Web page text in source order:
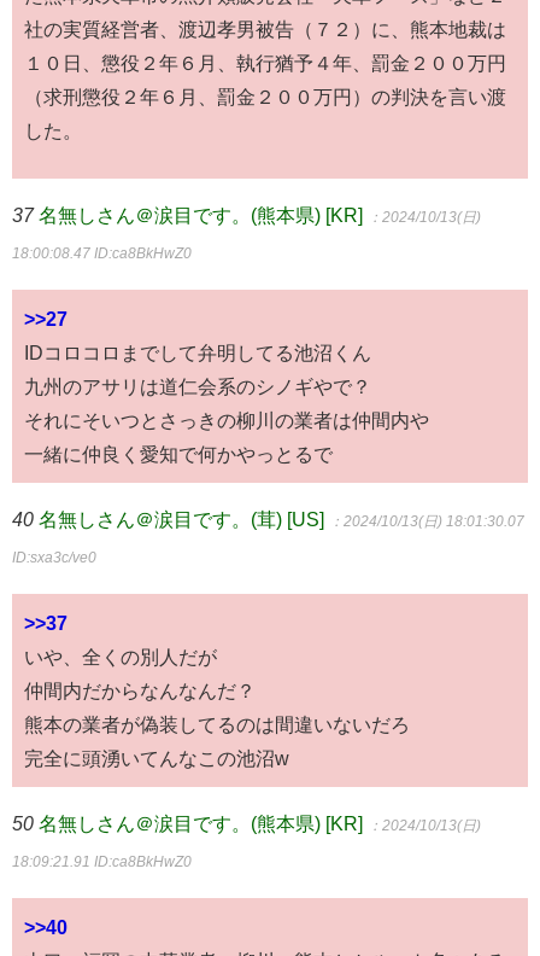
社の実質経営者、渡辺孝男被告（７２）に、熊本地裁は
１０日、懲役２年６月、執行猶予４年、罰金２００万円
（求刑懲役２年６月、罰金２００万円）の判決を言い渡
した。
37 名無しさん＠涙目です。(熊本県) [KR] ：2024/10/13(日)
18:00:08.47 ID:ca8BkHwZ0
>>27
IDコロコロまでして弁明してる池沼くん
九州のアサリは道仁会系のシノギやで？
それにそいつとさっきの柳川の業者は仲間内や
一緒に仲良く愛知で何かやっとるで
40 名無しさん＠涙目です。(茸) [US] ：2024/10/13(日) 18:01:30.07
ID:sxa3c/ve0
>>37
いや、全くの別人だが
仲間内だからなんなんだ？
熊本の業者が偽装してるのは間違いないだろ
完全に頭湧いてんなこの池沼w
50 名無しさん＠涙目です。(熊本県) [KR] ：2024/10/13(日)
18:09:21.91 ID:ca8BkHwZ0
>>40